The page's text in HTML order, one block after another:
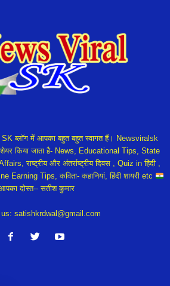
ब्लॉग में आपका बहुत बहुत स्वागत हैं। Newsviralsk
किया जाता है- News, Educational Tips, State
राष्ट्रीय और अंतर्राष्ट्रीय दिवस , Quiz in हिंदी ,
Earning Tips, कविता- कहानियां, हिंदी शायरी etc
दोस्त-- सतीश कुमार
satishkrdwal@gmail.com